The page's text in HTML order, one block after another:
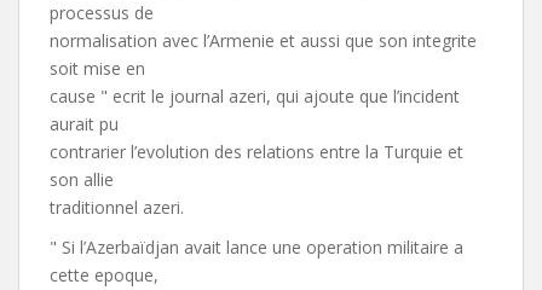
processus de
normalisation avec l’Armenie et aussi que son integrite
soit mise en
cause " ecrit le journal azeri, qui ajoute que l’incident
aurait pu
contrarier l’evolution des relations entre la Turquie et
son allie
traditionnel azeri.
" Si l’Azerbaïdjan avait lance une operation militaire a
cette epoque,